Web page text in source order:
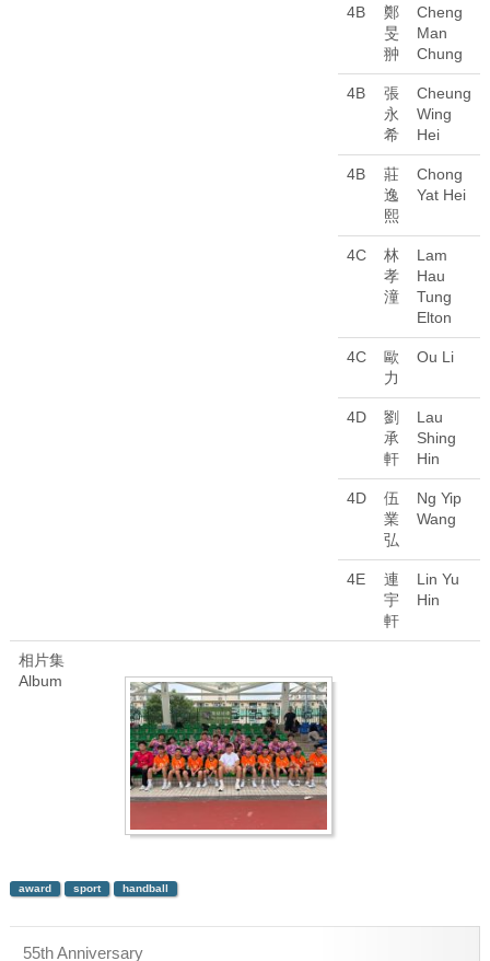
4B
鄭
旻
翀
Cheng
Man
Chung
4B
張
永
希
Cheung
Wing
Hei
4B
莊
逸
熙
Chong
Yat Hei
4C
林
孝
潼
Lam
Hau
Tung
Elton
4C
歐
力
Ou Li
4D
劉
承
軒
Lau
Shing
Hin
4D
伍
業
弘
Ng Yip
Wang
4E
連
宇
軒
Lin Yu
Hin
相片集
Album
award sport handball
55th Anniversary